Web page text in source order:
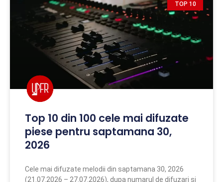
TOP 10
Top 10 din 100 cele mai difuzate
piese pentru saptamana 30,
2026
Cele mai difuzate melodii din saptamana 30, 2026
(21.07.2026 – 27.07.2026), dupa numarul de difuzari si